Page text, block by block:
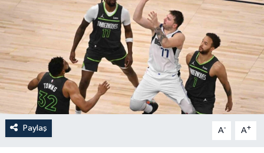
Paylaş A- A+